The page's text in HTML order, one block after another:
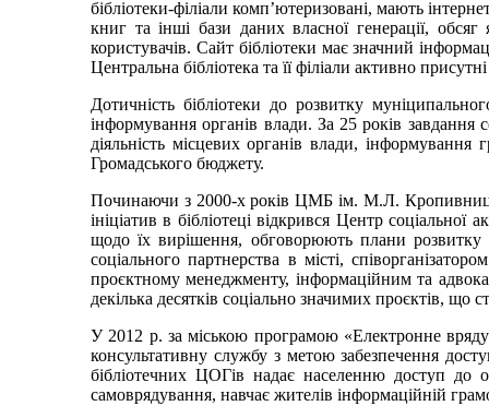
бібліотеки-філіали комп’ютеризовані, мають
книг та інші бази даних власної генерації,
користувачів. Сайт бібліотеки має значний
Центральна бібліотека та її філіали активно
Дотичність бібліотеки до розвитку
інформування органів влади. За 25 років завдання
діяльність місцевих органів влади,
Громадського бюджету.
Починаючи з 2000-х років ЦМБ ім. М.Л.
ініціатив в бібліотеці відкрився Центр
щодо їх вирішення, обговорюють плани розвитку
соціального партнерства в місті,
проєктному менеджменту, інформаційним та
декілька десятків соціально значимих проєктів, що
У 2012 р. за міською програмою «Електронне
консультативну службу з метою забезпечення
бібліотечних ЦОГів надає населенню доступ до
самоврядування, навчає жителів інформаційній